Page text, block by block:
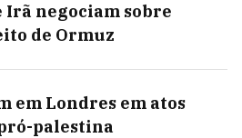
Irã negociam sobre
de Ormuz
em Londres em atos
palestina